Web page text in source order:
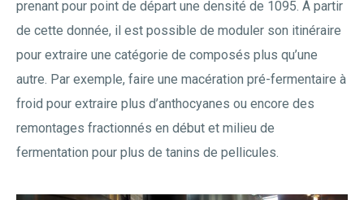
prenant pour point de départ une densité de 1095. À partir
de cette donnée, il est possible de moduler son itinéraire
pour extraire une catégorie de composés plus qu’une
autre. Par exemple, faire une macération pré-fermentaire à
froid pour extraire plus d’anthocyanes ou encore des
remontages fractionnés en début et milieu de
fermentation pour plus de tanins de pellicules.